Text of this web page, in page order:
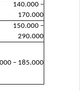
140.000 –
170.000
150.000 –
290.000
– 185.000